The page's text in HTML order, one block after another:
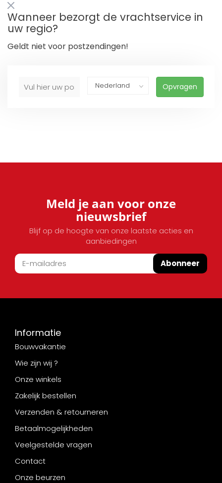
Wanneer bezorgt de vrachtservice in
uw regio?
Geldt niet voor postzendingen!
Opvragen
Meld je aan voor onze
nieuwsbrief
Blijf op de hoogte van onze laatste acties en
aanbiedingen
Abonneer
Informatie
Bouwvakantie
Wie zijn wij ?
Onze winkels
Zakelijk bestellen
Verzenden & retourneren
Betaalmogelijkheden
Veelgestelde vragen
Contact
Onze beurzen